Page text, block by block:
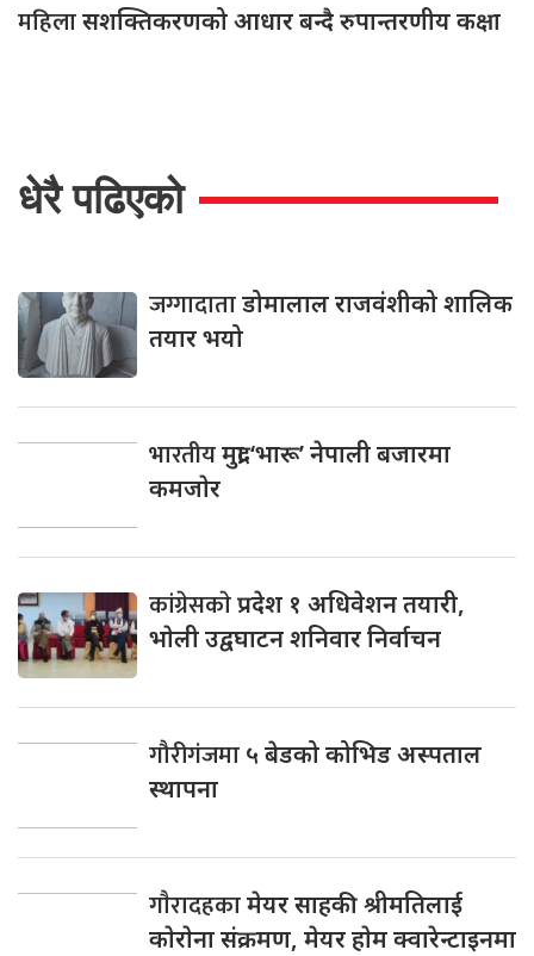
महिलासशक्तिकरणको आधार बन्दै रुपान्तरणीय कक्षा
धेरै पढिएको
जग्गादाताडोमालाल राजवंशीको शालिक
तयार भयो
भारतीयमुद्रा ‘भारू’ नेपाली बजारमा
कमजाेर
कांग्रेसकाेप्रदेश १ अधिवेशन तयारी,
भाेली उद्वघाटन शनिवार निर्वाचन
गौरीगंजमा ५ बेडको कोभिड अस्पताल
स्थापना
गाैरादहकामेयर साहकी श्रीमतिलाई
काेराेना संक्रमण, मेयर हाेम क्वारेन्टाइनमा